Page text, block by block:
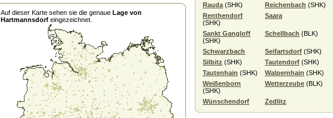
Auf dieser Karte sehen sie die genaue Lage von
Hartmannsdorf eingezeichnet.
Rauda (SHK) Reichenbach (SHK)
Renthendorf
(SHK)
Saara
Sankt Gangloff
(SHK)
Schellbach (BLK)
Schwarzbach Seifartsdorf (SHK)
Silbitz (SHK) Tautendorf (SHK)
Tautenhain (SHK) Walpernhain (SHK)
Weißenborn
(SHK)
Wetterzeube (BLK)
Wünschendorf Zedlitz